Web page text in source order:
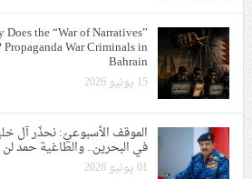
the “War of Narratives”
War Criminals in
Bahrain
15 يونيو 2026
الموقف الأسبوعيّ: نحذّر آل
في البحرين.. والطاغية حمد
01 يونيو 2026